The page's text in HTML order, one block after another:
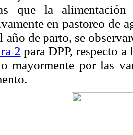
que la
en pastoreo de
año de parto, se
2 para DPP, respecto
mayormente por las